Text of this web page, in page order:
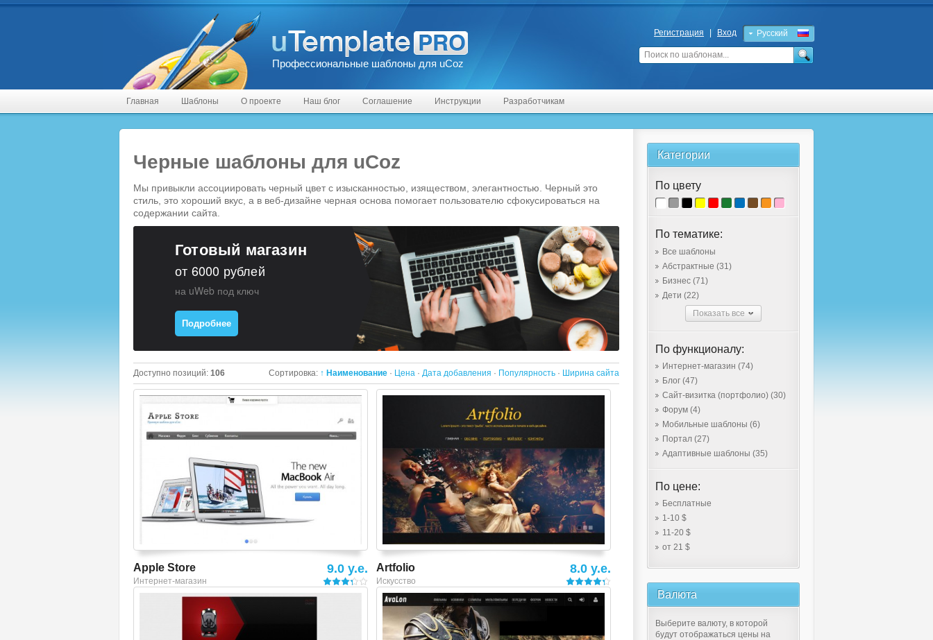
Профессиональные шаблоны для uCoz
Русский
English
Регистрация Вход
Главная Шаблоны О проекте Наш блог Соглашение Инструкции Разработчикам
Черные шаблоны для uCoz
Мы привыкли ассоциировать черный цвет с изысканностью, изяществом, элегантностью. Черный это
стиль, это хороший вкус, а в веб-дизайне черная основа помогает пользователю сфокусироваться на
содержании сайта.
Готовый магазин
от 6000 рублей
на uWeb под ключ
Подробнее
Доступно позиций: 106 Сортировка: ↑ Наименование · Цена · Дата добавления · Популярность · Ширина сайта
Смотреть шаблон
Apple Store
Интернет-магазин
9.0 y.e. Artfolio
Искусство
8.0 y.e.
Смотреть шаблон Смотреть шаблон
Категории
По цвету
По тематике:
Все шаблоны
Абстрактные (31)
Бизнес (71)
Дети (22)
Показать все
По функционалу:
Интернет-магазин (74)
Блог (47)
Сайт-визитка (портфолио) (30)
Форум (4)
Мобильные шаблоны (6)
Портал (27)
Адаптивные шаблоны (35)
По цене:
Бесплатные
1-10 $
11-20 $
от 21 $
Валюта
Выберите валюту, в которой
будут отображаться цены на